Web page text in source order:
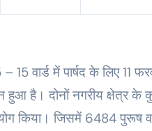
वार्ड में पार्षद के लिए 11
है। दोनों नगरीय क्षेत्र के
किया। जिसमें 6484 पुरूष